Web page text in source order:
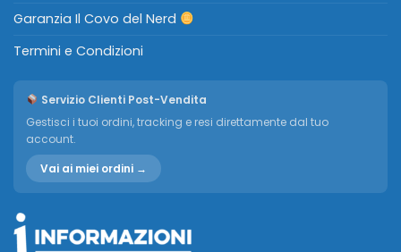
Garanzia Il Covo del Nerd
Termini e Condizioni
Servizio Clienti Post-Vendita
Gestisci i tuoi ordini, tracking e resi direttamente dal tuo
account.
Vai ai miei ordini →